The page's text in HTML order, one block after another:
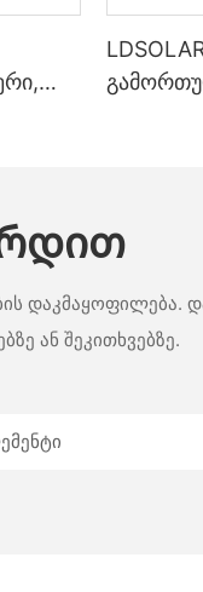
დაკმაყოფილება.
ან შეკითხვებზე.